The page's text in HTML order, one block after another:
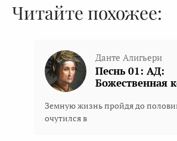
Читайте похожее:
Данте Алигьери
Песнь 01: АД:
Божественная
Земную жизнь пройдя до
очутился в